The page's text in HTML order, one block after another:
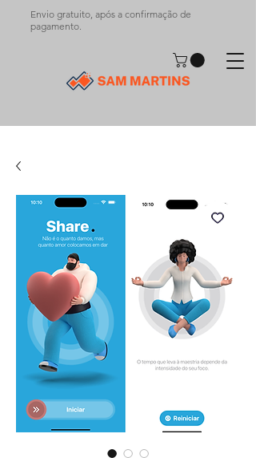
Envio gratuito, após a confirmação de
pagamento.